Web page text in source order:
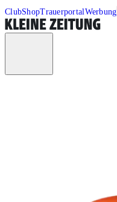
ClubShopTrauerportalWerbung